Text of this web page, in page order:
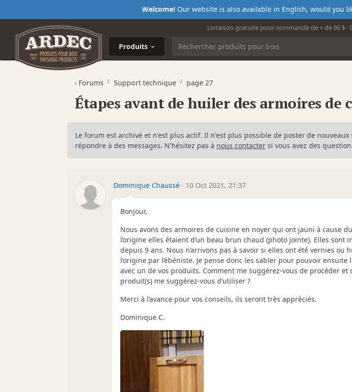
Welcome!Our website is also available in English, would you
Livraison gratuite pour commande de + de 90 $ ·
Produits
‹ Forums Support technique page 27
Étapes avant de huiler des armoires de
Le forum est archivé et n'est plus actif. Il n'est plus possible de poster de nouveaux
répondre à des messages. N'hésitez pas à nous contacter si vous avez des
Dominique Chaussé · 10 Oct 2021, 21:37
Bonjour,
Nous avons des armoires de cuisine en noyer qui ont jauni à cause
l’origine elles étaient d’un beau brun chaud (photo jointe). Elles sont
depuis 9 ans. Nous n’arrivons pas à savoir si elles ont été vernies ou
l’origine par l’ébéniste. Je pense donc les sabler pour pouvoir ensuite
avec un de vos produits. Comment me suggérez-vous de procéder et
produit(s) me suggérez-vous d’utiliser ?
Merci à l’avance pour vos conseils, ils seront très appréciés.
Dominique C.